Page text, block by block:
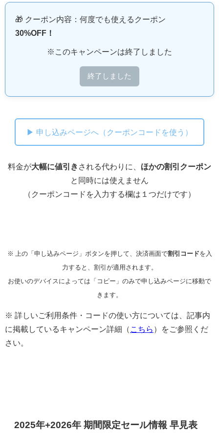
🎁 クーポン内容：何度でも使えるクーポン
30%OFF！
※このキャンペーンは終了しました
終了しました
▶ 申し込みページへ（クーポンコードを使う）
料金が大幅に値引き される代わりに、 ほかの割引クーポン
と同時には使えません
（クーポンコードを入力する欄は１つだけです）
※ 上の「申し込みページ」ボタンを押して、決済画面で割引コードを入
力すると、割引が適用されます。
お使いのデバイスによっては「コピー」のみで申し込みページに移動で
きます。
※ 詳しいご利用条件・コードの使い方については、記事内
に掲載しているキャンペーン詳細（ こちら ）をご参照くだ
さい。
2025年+2026年 期間限定セール情報 早見表